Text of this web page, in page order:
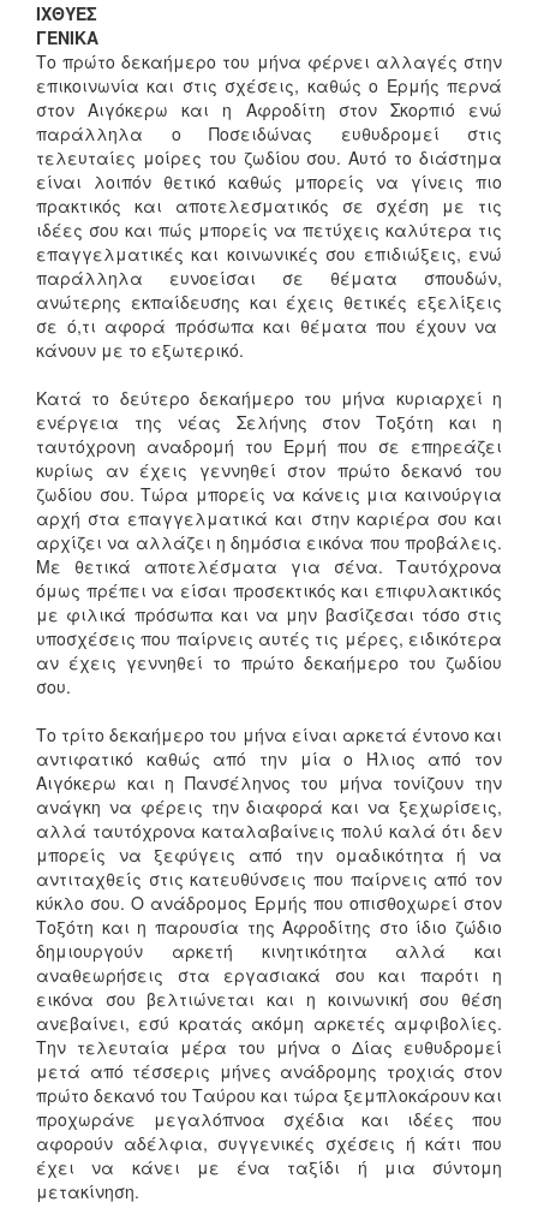
ΙΧΘΥΕΣ
ΓΕΝΙΚΑ
Το πρώτο δεκαήμερο του μήνα φέρνει αλλαγές στην
επικοινωνία και στις σχέσεις, καθώς ο Ερμής περνά
στον Αιγόκερω και η Αφροδίτη στον Σκορπιό ενώ
παράλληλα ο Ποσειδώνας ευθυδρομεί στις
τελευταίες μοίρες του ζωδίου σου. Αυτό το διάστημα
είναι λοιπόν θετικό καθώς μπορείς να γίνεις πιο
πρακτικός και αποτελεσματικός σε σχέση με τις
ιδέες σου και πώς μπορείς να πετύχεις καλύτερα τις
επαγγελματικές και κοινωνικές σου επιδιώξεις, ενώ
παράλληλα ευνοείσαι σε θέματα σπουδών,
ανώτερης εκπαίδευσης και έχεις θετικές εξελίξεις
σε ό,τι αφορά πρόσωπα και θέματα που έχουν να
κάνουν με το εξωτερικό.
Κατά το δεύτερο δεκαήμερο του μήνα κυριαρχεί η
ενέργεια της νέας Σελήνης στον Τοξότη και η
ταυτόχρονη αναδρομή του Ερμή που σε επηρεάζει
κυρίως αν έχεις γεννηθεί στον πρώτο δεκανό του
ζωδίου σου. Τώρα μπορείς να κάνεις μια καινούργια
αρχή στα επαγγελματικά και στην καριέρα σου και
αρχίζει να αλλάζει η δημόσια εικόνα που προβάλεις.
Με θετικά αποτελέσματα για σένα. Ταυτόχρονα
όμως πρέπει να είσαι προσεκτικός και επιφυλακτικός
με φιλικά πρόσωπα και να μην βασίζεσαι τόσο στις
υποσχέσεις που παίρνεις αυτές τις μέρες, ειδικότερα
αν έχεις γεννηθεί το πρώτο δεκαήμερο του ζωδίου
σου.
Το τρίτο δεκαήμερο του μήνα είναι αρκετά έντονο και
αντιφατικό καθώς από την μία ο Ήλιος από τον
Αιγόκερω και η Πανσέληνος του μήνα τονίζουν την
ανάγκη να φέρεις την διαφορά και να ξεχωρίσεις,
αλλά ταυτόχρονα καταλαβαίνεις πολύ καλά ότι δεν
μπορείς να ξεφύγεις από την ομαδικότητα ή να
αντιταχθείς στις κατευθύνσεις που παίρνεις από τον
κύκλο σου. Ο ανάδρομος Ερμής που οπισθοχωρεί στον
Τοξότη και η παρουσία της Αφροδίτης στο ίδιο ζώδιο
δημιουργούν αρκετή κινητικότητα αλλά και
αναθεωρήσεις στα εργασιακά σου και παρότι η
εικόνα σου βελτιώνεται και η κοινωνική σου θέση
ανεβαίνει, εσύ κρατάς ακόμη αρκετές αμφιβολίες.
Την τελευταία μέρα του μήνα ο Δίας ευθυδρομεί
μετά από τέσσερις μήνες ανάδρομης τροχιάς στον
πρώτο δεκανό του Ταύρου και τώρα ξεμπλοκάρουν και
προχωράνε μεγαλόπνοα σχέδια και ιδέες που
αφορούν αδέλφια, συγγενικές σχέσεις ή κάτι που
έχει να κάνει με ένα ταξίδι ή μια σύντομη
μετακίνηση.